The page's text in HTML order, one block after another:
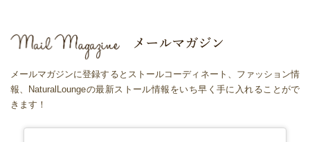
メールマガジンに登録するとストールコーディネート、ファッション情
報、NaturalLoungeの最新ストール情報をいち早く手に入れることがで
きます！